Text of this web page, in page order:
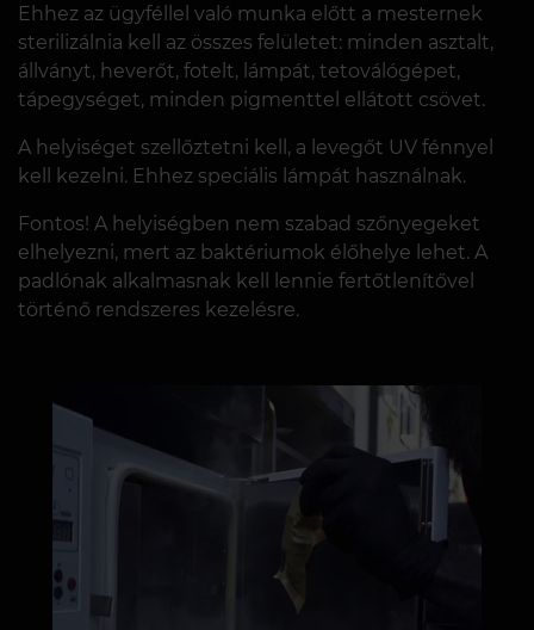
Ehhez az ügyféllel való munka előtt a mesternek
sterilizálnia kell az összes felületet: minden asztalt,
állványt, heverőt, fotelt, lámpát, tetoválógépet,
tápegységet, minden pigmenttel ellátott csövet.
A helyiséget szellőztetni kell, a levegőt UV fénnyel
kell kezelni. Ehhez speciális lámpát használnak.
Fontos! A helyiségben nem szabad szőnyegeket
elhelyezni, mert az baktériumok élőhelye lehet. A
padlónak alkalmasnak kell lennie fertőtlenítővel
történő rendszeres kezelésre.